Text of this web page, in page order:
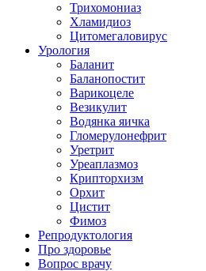
Трихомониаз
Хламидиоз
Цитомегаловирус
Урология
Баланит
Баланопостит
Варикоцеле
Везикулит
Водянка яичка
Гломерулонефрит
Уретрит
Уреаплазмоз
Крипторхизм
Орхит
Цистит
Фимоз
Репродуктология
Про здоровье
Вопрос врачу